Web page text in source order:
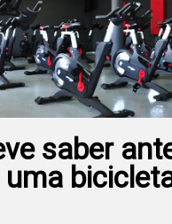
saber